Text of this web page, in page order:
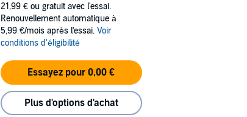
21,99 € ou gratuit avec l'essai.
Renouvellement automatique à
5,99 €/mois après l'essai. Voir
conditions d'éligibilité
Essayez pour 0,00 €
Plus d'options d'achat